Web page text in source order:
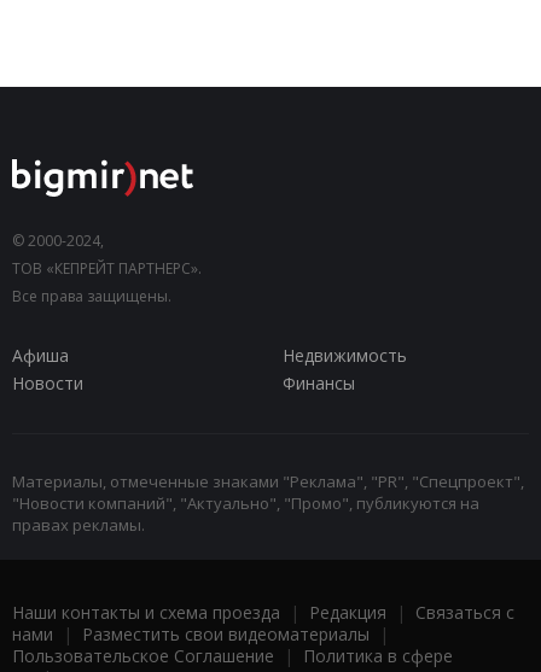
© 2000-2024,
ТОВ «КЕПРЕЙТ ПАРТНЕРС».
Все права защищены.
Афиша
Недвижимость
Новости
Финансы
Материалы, отмеченные знаками "Реклама", "PR", "Спецпроект",
"Новости компаний", "Актуально", "Промо", публикуются на
правах рекламы.
Наши контакты и схема проезда | Редакция | Связаться с
нами | Разместить свои видеоматериалы |
Пользовательское Соглашение |
Политика в сфере